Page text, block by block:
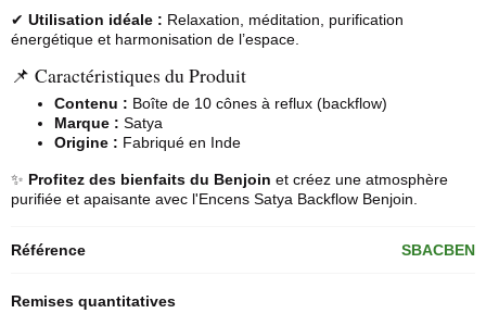
✔ Utilisation idéale : Relaxation, méditation, purification
énergétique et harmonisation de l’espace.
📌 Caractéristiques du Produit
Contenu : Boîte de 10 cônes à reflux (backflow)
Marque : Satya
Origine : Fabriqué en Inde
✨ Profitez des bienfaits du Benjoin et créez une atmosphère
purifiée et apaisante avec l'Encens Satya Backflow Benjoin.
Référence SBACBEN
Remises quantitatives